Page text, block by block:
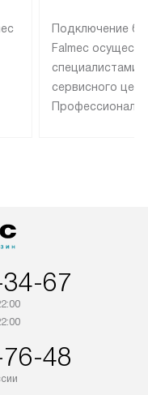
Подключение
Falmec
специалистами
сервисного
67
48